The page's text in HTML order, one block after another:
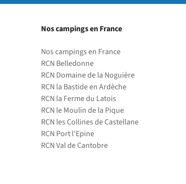
Nos campings en France
Nos campings en France
RCN Belledonne
RCN Domaine de la Noguière
RCN la Bastide en Ardèche
RCN la Ferme du Latois
RCN le Moulin de la Pique
RCN les Collines de Castellane
RCN Port l'Epine
RCN Val de Cantobre